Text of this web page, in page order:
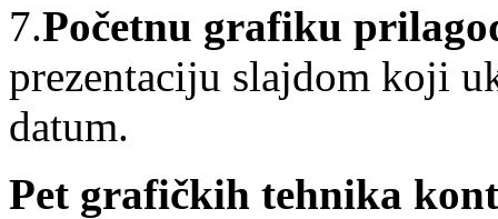
7.Početnu grafiku
prezentaciju slajdom koji
datum.
Pet grafičkih tehnika